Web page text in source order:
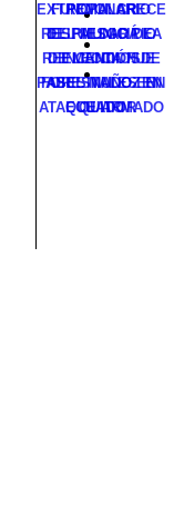
EXTREMA: CRECE
EL RIESGO DE
INCENDIOS
FORESTALES EN
ECUADOR
FUNCIONARIO
DEL MUNICIPIO
DE MANTA FUE
ASESINADO EN
ATAQUE ARMADO
POPULAR
RESPALDARÁ LA
REELECCIÓN DE
PABEL MUÑOZ EN
QUITO